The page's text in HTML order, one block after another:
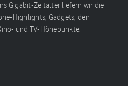
Gigabit-Zeitalter liefern wir die
Highlights, Gadgets, den
und TV-Höhepunkte.